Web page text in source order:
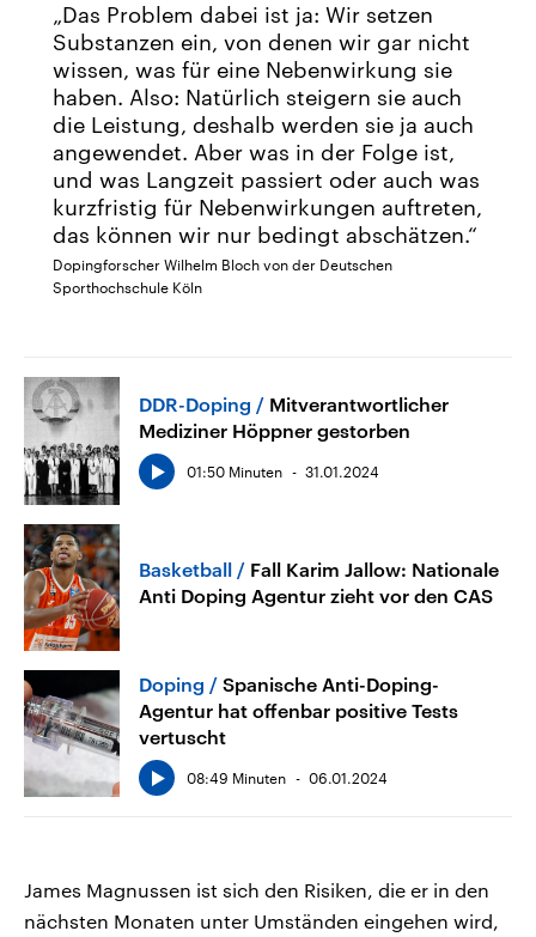
Das Problem dabei ist ja: Wir setzen
Substanzen ein, von denen wir gar nicht
wissen, was für eine Nebenwirkung sie
haben. Also: Natürlich steigern sie auch
die Leistung, deshalb werden sie ja auch
angewendet. Aber was in der Folge ist,
und was Langzeit passiert oder auch was
kurzfristig für Nebenwirkungen auftreten,
das können wir nur bedingt abschätzen.
Dopingforscher Wilhelm Bloch von der Deutschen
Sporthochschule Köln
DDR-Doping
Mitverantwortlicher
Mediziner Höppner gestorben
01:50 Minuten 31.01.2024
Basketball
Fall Karim Jallow: Nationale
Anti Doping Agentur zieht vor den CAS
Doping
Spanische Anti-Doping-
Agentur hat offenbar positive Tests
vertuscht
08:49 Minuten 06.01.2024
James Magnussen ist sich den Risiken, die er in den
nächsten Monaten unter Umständen eingehen wird,